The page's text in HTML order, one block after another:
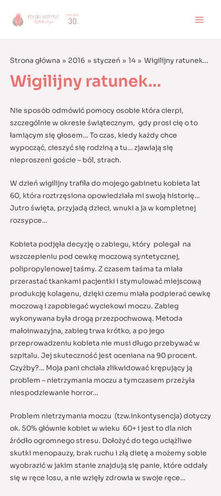
Strona główna 2016 styczeń 14 Wigilijny ratunek…
Wigilijny ratunek…
Nie sposób odmówić pomocy osobie która cierpi,
szczególnie w okresie świątecznym, gdy prosi cię o to
łamiącym się głosem… To czas, kiedy każdy chce
wypocząć, cieszyć się rodziną a tu… zjawiają się
nieproszeni goście – ból, strach.
W dzień wigilijny trafiła do mojego gabinetu kobieta lat
60, która roztrzęsiona opowiedziała mi swoją historię…
Jutro święta, przyjadą dzieci, wnuki a ja w kompletnej
rozsypce…
Kobieta podjęła decyzję o zabiegu, który polegał na
wszczepieniu pod cewkę moczową syntetycznej,
polipropylenowej taśmy. Z czasem taśma ta miała
przerastać tkankami pacjentki i stymulować miejscową
produkcję kolagenu, dzięki czemu miała podpierać cewkę
moczową i zapobiegać wyciekowi moczu. Zabieg
wykonywana była drogą przezpochwową. Metoda
małoinwazyjna, zabieg trwa krótko, a po jego
przeprowadzeniu kobieta nie musi długo przebywać w
szpitalu. Jej skuteczność jest oceniana na 90 procent.
Czyżby?… Moja pani chciała zlikwidować krępujący ją
problem – nietrzymania moczu a tymczasem przeżyła
niespodziewanie horror…
Problem nietrzymania moczu (tzw.inkontysencja) dotyczy
ok. 50% głównie kobiet w wieku 60+ i jest to dla nich
źródło ogromnego stresu. Dołożyć do tego uciążliwe
skutki menopauzy, brak ruchu i złą dietę a możemy sobie
wyobrazić w jakim stanie znajdują się panie, które oddały
się w ręce losu, a nie wzięły zdrowia w swoje ręce…